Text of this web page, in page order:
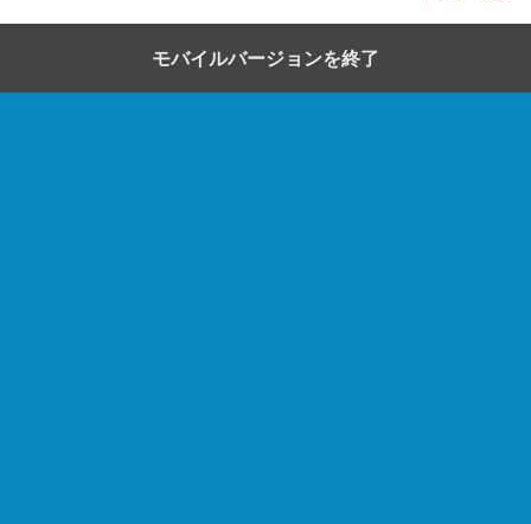
モバイルバージョンを終了